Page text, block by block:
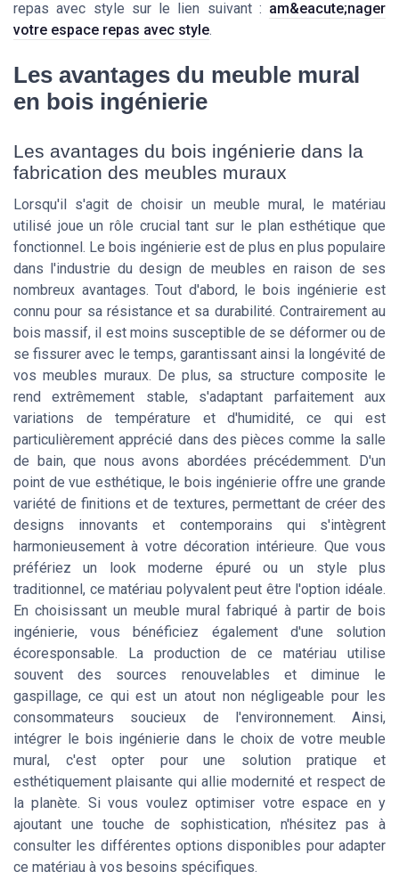
repas avec style sur le lien suivant : am&eacute;nager
votre espace repas avec style.
Les avantages du meuble mural
en bois ingénierie
Les avantages du bois ingénierie dans la
fabrication des meubles muraux
Lorsqu'il s'agit de choisir un meuble mural, le matériau
utilisé joue un rôle crucial tant sur le plan esthétique que
fonctionnel. Le bois ingénierie est de plus en plus populaire
dans l'industrie du design de meubles en raison de ses
nombreux avantages. Tout d'abord, le bois ingénierie est
connu pour sa résistance et sa durabilité. Contrairement au
bois massif, il est moins susceptible de se déformer ou de
se fissurer avec le temps, garantissant ainsi la longévité de
vos meubles muraux. De plus, sa structure composite le
rend extrêmement stable, s'adaptant parfaitement aux
variations de température et d'humidité, ce qui est
particulièrement apprécié dans des pièces comme la salle
de bain, que nous avons abordées précédemment. D'un
point de vue esthétique, le bois ingénierie offre une grande
variété de finitions et de textures, permettant de créer des
designs innovants et contemporains qui s'intègrent
harmonieusement à votre décoration intérieure. Que vous
préfériez un look moderne épuré ou un style plus
traditionnel, ce matériau polyvalent peut être l'option idéale.
En choisissant un meuble mural fabriqué à partir de bois
ingénierie, vous bénéficiez également d'une solution
écoresponsable. La production de ce matériau utilise
souvent des sources renouvelables et diminue le
gaspillage, ce qui est un atout non négligeable pour les
consommateurs soucieux de l'environnement. Ainsi,
intégrer le bois ingénierie dans le choix de votre meuble
mural, c'est opter pour une solution pratique et
esthétiquement plaisante qui allie modernité et respect de
la planète. Si vous voulez optimiser votre espace en y
ajoutant une touche de sophistication, n'hésitez pas à
consulter les différentes options disponibles pour adapter
ce matériau à vos besoins spécifiques.